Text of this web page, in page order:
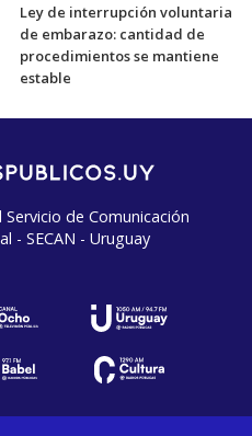
Ley de interrupción voluntaria
de embarazo: cantidad de
procedimientos se mantiene
estable
de Comunicación
- SECAN - Uruguay